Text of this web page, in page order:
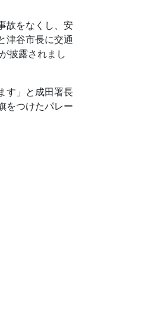
故をなくし、安
津谷市長に交通
披露されまし
す」と成田署長
をつけたパレー